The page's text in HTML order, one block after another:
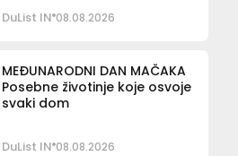
DuList IN 08.08.2026
MEĐUNARODNI DAN MAČAKA
Posebne životinje koje osvoje
svaki dom
DuList IN 08.08.2026